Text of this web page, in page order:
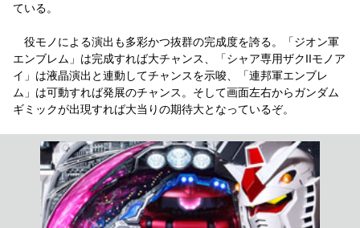
ている。
役モノによる演出も多彩かつ抜群の完成度を誇る。「ジオン軍
エンブレム」は完成すれば大チャンス、「シャア専用ザクIIモノア
イ」は液晶演出と連動してチャンスを示唆、「連邦軍エンブレ
ム」は可動すれば発展のチャンス。そして画面左右からガンダム
ギミックが出現すれば大当りの期待大となっているぞ。